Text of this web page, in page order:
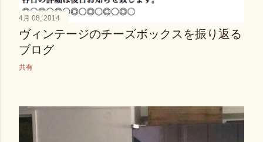
4月 08, 2014
ヴィンテージのチーズボックスを振り返る
ブログ
共有